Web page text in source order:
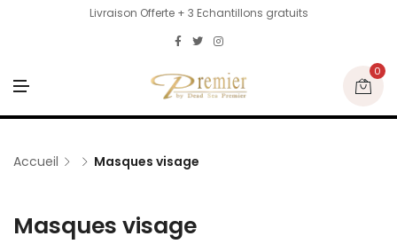
Livraison Offerte + 3 Echantillons gratuits
N
U
0
Accueil Masques visage
Masques visage